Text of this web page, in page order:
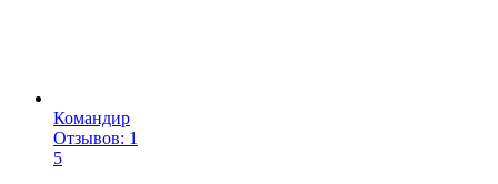
Командир
Отзывов: 1
5